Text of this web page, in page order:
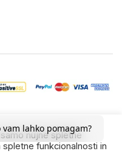
nujne spletne
funkcionalnosti in
lahko pomagam?